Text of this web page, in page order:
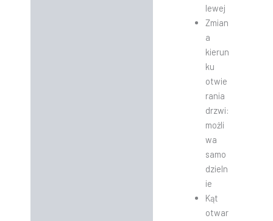
lewej
Zmian
a
kierun
ku
otwie
rania
drzwi:
możli
wa
samo
dzieln
ie
Kąt
otwar